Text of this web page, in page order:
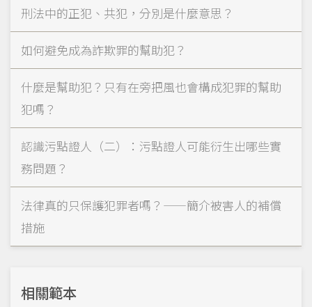
刑法中的正犯、共犯，分別是什麼意思？
如何避免成為詐欺罪的幫助犯？
什麼是幫助犯？只有在旁把風也會構成犯罪的幫助
犯嗎？
認識污點證人（二）：污點證人可能衍生出哪些實
務問題？
法律真的只保護犯罪者嗎？——簡介被害人的補償
措施
相關範本